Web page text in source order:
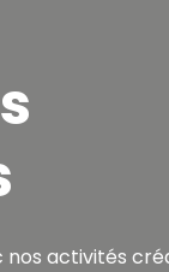
créatives